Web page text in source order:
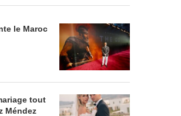
le Maroc
tout
Méndez